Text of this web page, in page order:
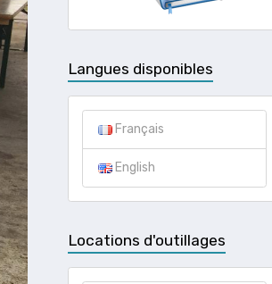
Langues disponibles
Français
English
Locations d'outillages